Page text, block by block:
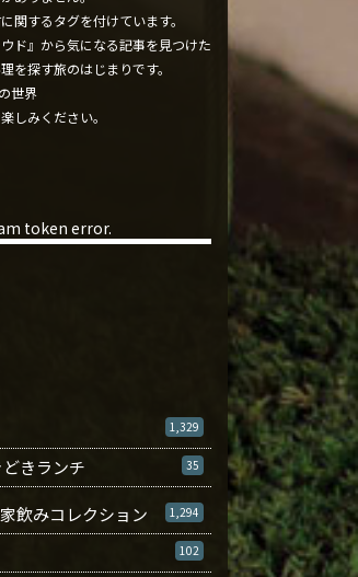
関するタグを付けています。
ド』から気になる記事を見つけた
を探す旅のはじまりです。
世界
しみください。
token error.
1,329
きランチ 35
飲みコレクション 1,294
102